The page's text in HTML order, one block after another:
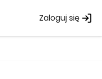
Zaloguj się